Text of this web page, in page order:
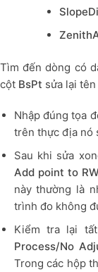
Tìm đến dòng có
cột BsPt sửa lại
Nhập đúng tọa
trên thực địa nó
Sau khi sửa
Add point to
này thường là
trình đo không
Kiểm tra lại
Process/No
Trong các hộp